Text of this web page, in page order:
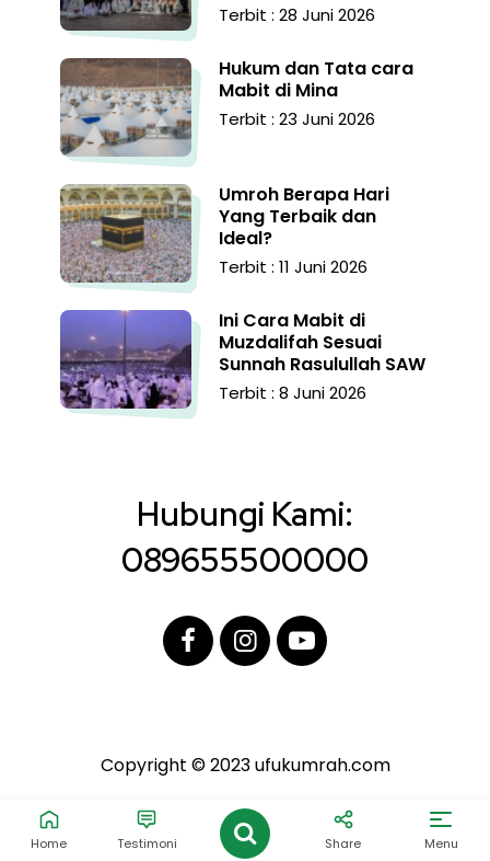
Terbit : 28 Juni 2026
Hukum dan Tata cara
Mabit di Mina
Terbit : 23 Juni 2026
Umroh Berapa Hari
Yang Terbaik dan
Ideal?
Terbit : 11 Juni 2026
Ini Cara Mabit di
Muzdalifah Sesuai
Sunnah Rasulullah SAW
Terbit : 8 Juni 2026
Hubungi Kami:
089655500000
Copyright © 2023 ufukumrah.com
Home Testimoni Share Menu